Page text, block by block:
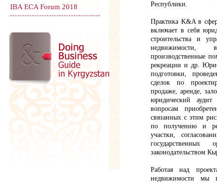
Республики.
Практика K&A в
включает в себя
строительства и
недвижимости,
производственные
рекреации и др.
подготовки,
сделок по
продаже, аренде,
юридический
вопросам
связанных с этим
по получению и
участки,
законодательством
Работая над
недвижимости мы
IBA ECA Forum 2018